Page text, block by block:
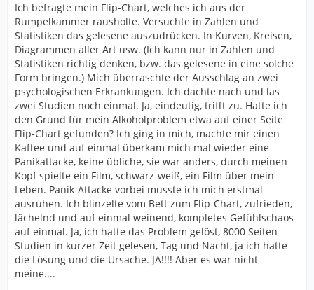
Ich befragte mein Flip-Chart, welches ich aus der
Rumpelkammer rausholte. Versuchte in Zahlen und
Statistiken das gelesene auszudrücken. In Kurven, Kreisen,
Diagrammen aller Art usw. (Ich kann nur in Zahlen und
Statistiken richtig denken, bzw. das gelesene in eine solche
Form bringen.) Mich überraschte der Ausschlag an zwei
psychologischen Erkrankungen. Ich dachte nach und las
zwei Studien noch einmal. Ja, eindeutig, trifft zu. Hatte ich
den Grund für mein Alkoholproblem etwa auf einer Seite
Flip-Chart gefunden? Ich ging in mich, machte mir einen
Kaffee und auf einmal überkam mich mal wieder eine
Panikattacke, keine übliche, sie war anders, durch meinen
Kopf spielte ein Film, schwarz-weiß, ein Film über mein
Leben. Panik-Attacke vorbei musste ich mich erstmal
ausruhen. Ich blinzelte vom Bett zum Flip-Chart, zufrieden,
lächelnd und auf einmal weinend, kompletes Gefühlschaos
auf einmal. Ja, ich hatte das Problem gelöst, 8000 Seiten
Studien in kurzer Zeit gelesen, Tag und Nacht, ja ich hatte
die Lösung und die Ursache. JA!!!! Aber es war nicht
meine....